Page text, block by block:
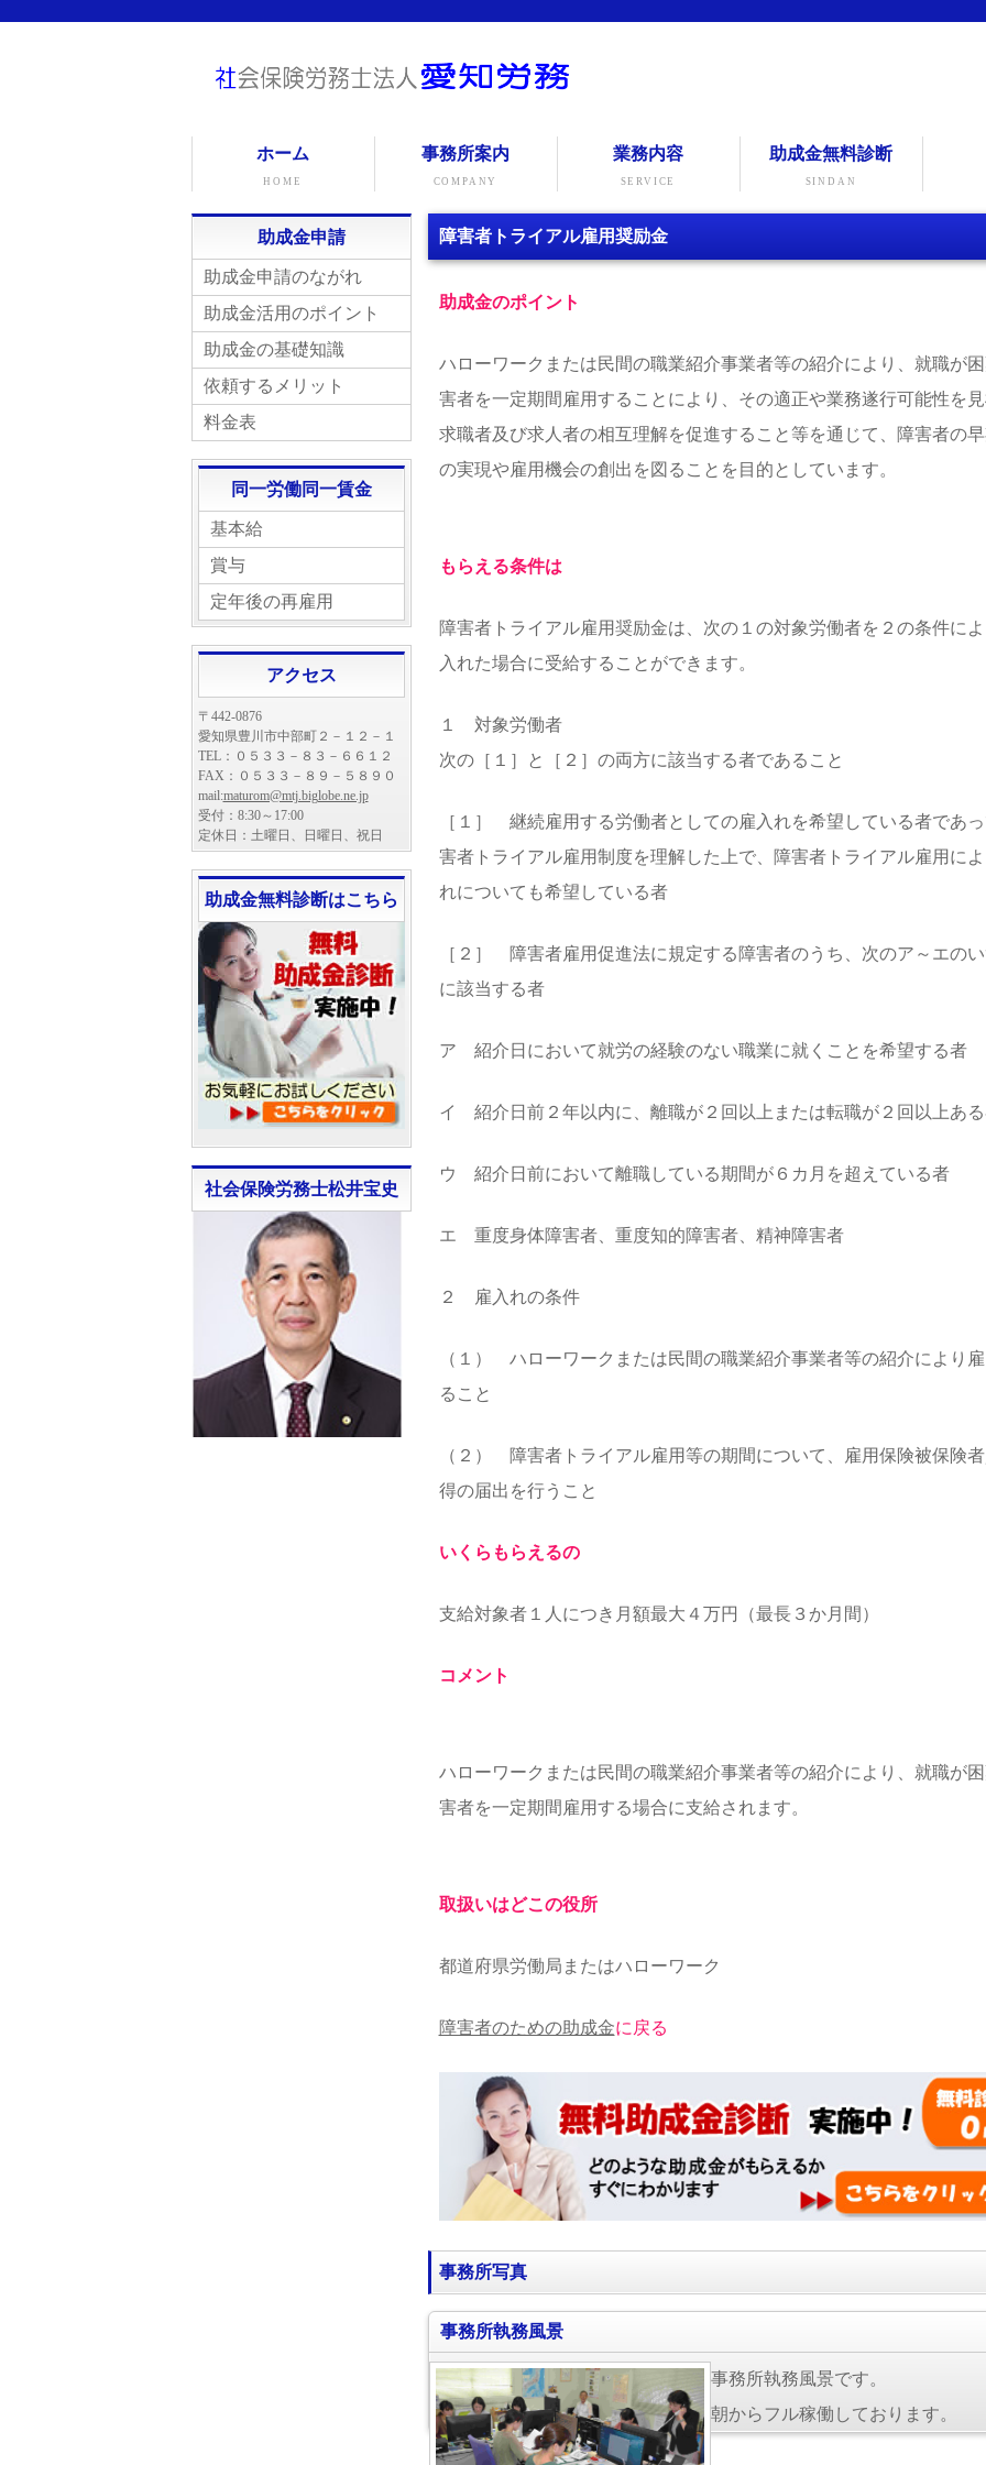
ホーム
HOME
事務所案内
COMPANY
業務内容
SERVICE
助成金無料診断
SINDAN
障害者トライアル雇用奨励金
助成金のポイント
ハローワークまたは民間の職業紹介事業者等の紹介により、就職が
害者を一定期間雇用することにより、その適正や業務遂行可能性を
求職者及び求人者の相互理解を促進すること等を通じて、障害者の
の実現や雇用機会の創出を図ることを目的としています。
もらえる条件は
障害者トライアル雇用奨励金は、次の１の対象労働者を２の条件に
入れた場合に受給することができます。
１ 対象労働者
次の［１］と［２］の両方に該当する者であること
［１］ 継続雇用する労働者としての雇入れを希望している者であ
害者トライアル雇用制度を理解した上で、障害者トライアル雇用に
れについても希望している者
［２］ 障害者雇用促進法に規定する障害者のうち、次のア～エの
に該当する者
ア 紹介日において就労の経験のない職業に就くことを希望する者
イ 紹介日前２年以内に、離職が２回以上または転職が２回以上あ
ウ 紹介日前において離職している期間が６カ月を超えている者
エ 重度身体障害者、重度知的障害者、精神障害者
２ 雇入れの条件
（１） ハローワークまたは民間の職業紹介事業者等の紹介により
ること
（２） 障害者トライアル雇用等の期間について、雇用保険被保険
得の届出を行うこと
いくらもらえるの
支給対象者１人につき月額最大４万円（最長３か月間）
コメント
ハローワークまたは民間の職業紹介事業者等の紹介により、就職が
害者を一定期間雇用する場合に支給されます。
取扱いはどこの役所
都道府県労働局またはハローワーク
障害者のための助成金に戻る
事務所写真
事務所執務風景
事務所執務風景です。
朝からフル稼働しております。
助成金申請
助成金申請のながれ
助成金活用のポイント
助成金の基礎知識
依頼するメリット
料金表
同一労働同一賃金
基本給
賞与
定年後の再雇用
アクセス
〒442-0876
愛知県豊川市中部町２－１２－１
TEL：０５３３－８３－６６１２
FAX：０５３３－８９－５８９０
mail:maturom@mtj.biglobe.ne.jp
受付：8:30～17:00
定休日：土曜日、日曜日、祝日
助成金無料診断はこちら
社会保険労務士松井宝史